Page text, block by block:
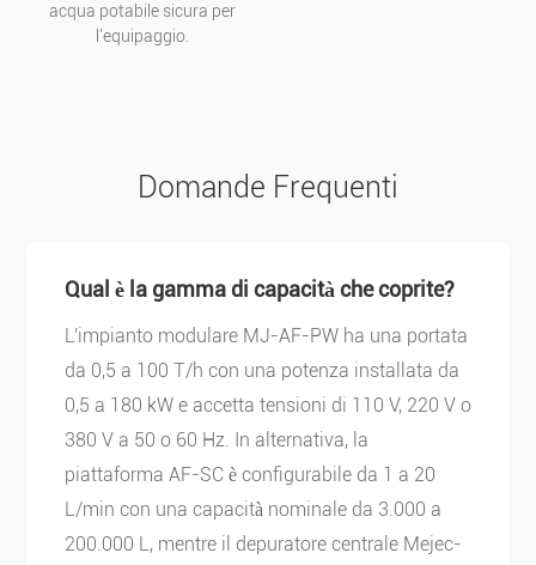
acqua potabile sicura per
l'equipaggio.
Domande Frequenti
Qual è la gamma di capacità che coprite?
L'impianto modulare MJ-AF-PW ha una portata
da 0,5 a 100 T/h con una potenza installata da
0,5 a 180 kW e accetta tensioni di 110 V, 220 V o
380 V a 50 o 60 Hz. In alternativa, la
piattaforma AF-SC è configurabile da 1 a 20
L/min con una capacità nominale da 3.000 a
200.000 L, mentre il depuratore centrale Mejec-